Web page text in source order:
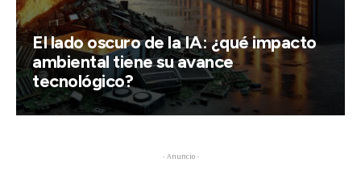
El lado oscuro de la IA: ¿qué impacto
ambiental tiene su avance
tecnológico?
- Anuncio -